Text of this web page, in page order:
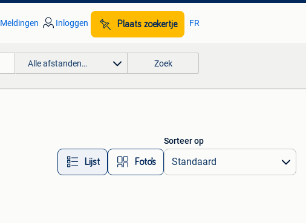
Meldingen Inloggen Plaats zoekertje FR
Alle afstanden… Zoek
Lijst Foto’s
Sorteer op